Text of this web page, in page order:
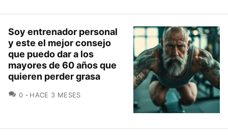
Soy entrenador personal
y este el mejor consejo
que puedo dar a los
mayores de 60 años que
quieren perder grasa
0 COMENTARIOS
HACE 3 MESES